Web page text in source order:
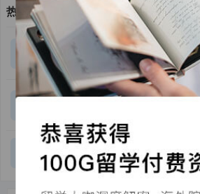
热门问答
5
回答
目前国内某985本科大三学生工程
准备考雅思 预计能达到6.5 GPA在
本A类sgu项目吗？ 如果不行能不
学校考取院生？
4
大学退学去日本参加大学考试有
【精选问答】专升硕可行性？以及